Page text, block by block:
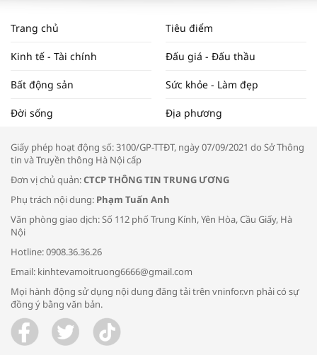
NAM NĂM 2024 VÀ NĂM 2025 | NHỊP
ĐẬP THỊ TRƯỜNG #62
Tọa đàm “Xúc tiến thương mại: Khơi
Bác sĩ tư vấn cách phòng tránh bệnh
đường hô hấp trong thời tiết giao mùa
Trao yêu thương cho em
Trang chủ Tiêu điểm
Kinh tế - Tài chính Đấu giá - Đấu thầu
Bất động sản Sức khỏe - Làm đẹp
Đời sống Địa phương
Giấy phép hoạt động số: 3100/GP-TTĐT, ngày 07/09/2021 do Sở Thông
tin và Truyền thông Hà Nội cấp
Đơn vị chủ quản:CTCP THÔNG TIN TRUNG ƯƠNG
Phụ trách nội dung: Phạm Tuấn Anh
Văn phòng giao dịch: Số 112 phố Trung Kính, Yên Hòa, Cầu Giấy, Hà
Nội
Hotline: 0908.36.36.26
Email: kinhtevamoitruong6666@gmail.com
Mọi hành động sử dụng nội dung đăng tải trên vninfor.vn phải có sự
đồng ý bằng văn bản.